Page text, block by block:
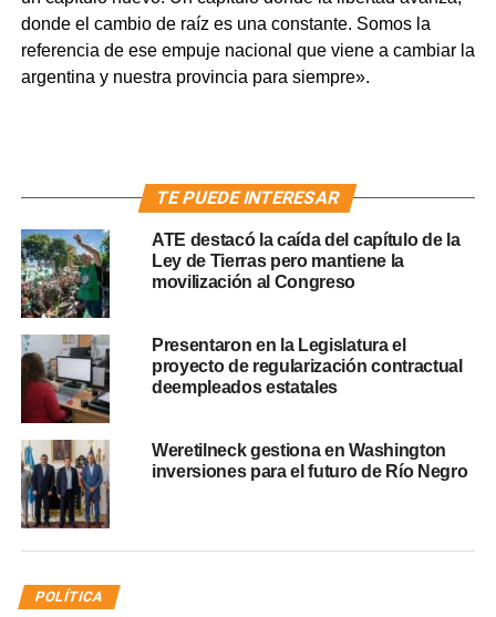
donde el cambio de raíz es una constante. Somos la
referencia de ese empuje nacional que viene a cambiar la
argentina y nuestra provincia para siempre».
TE PUEDE INTERESAR
ATE destacó la caída del capítulo de la
Ley de Tierras pero mantiene la
movilización al Congreso
Presentaron en la Legislatura el
proyecto de regularización contractual
deempleados estatales
Weretilneck gestiona en Washington
inversiones para el futuro de Río Negro
POLÍTICA